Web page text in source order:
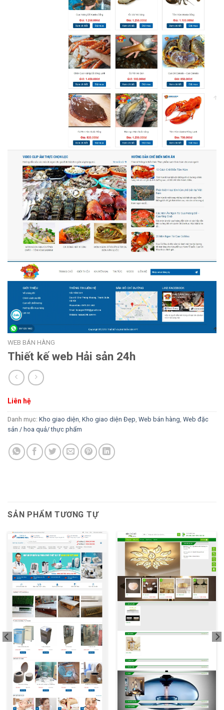
WEB BÁN HÀNG
Thiết kế web Hải sản 24h
Liên hệ
Danh mục: Kho giao diện, Kho giao diện Đẹp, Web bán hàng, Web đặc
sản / hoa quả/ thực phẩm
SẢN PHẨM TƯƠNG TỰ
XEM THỬ XEM THỬ